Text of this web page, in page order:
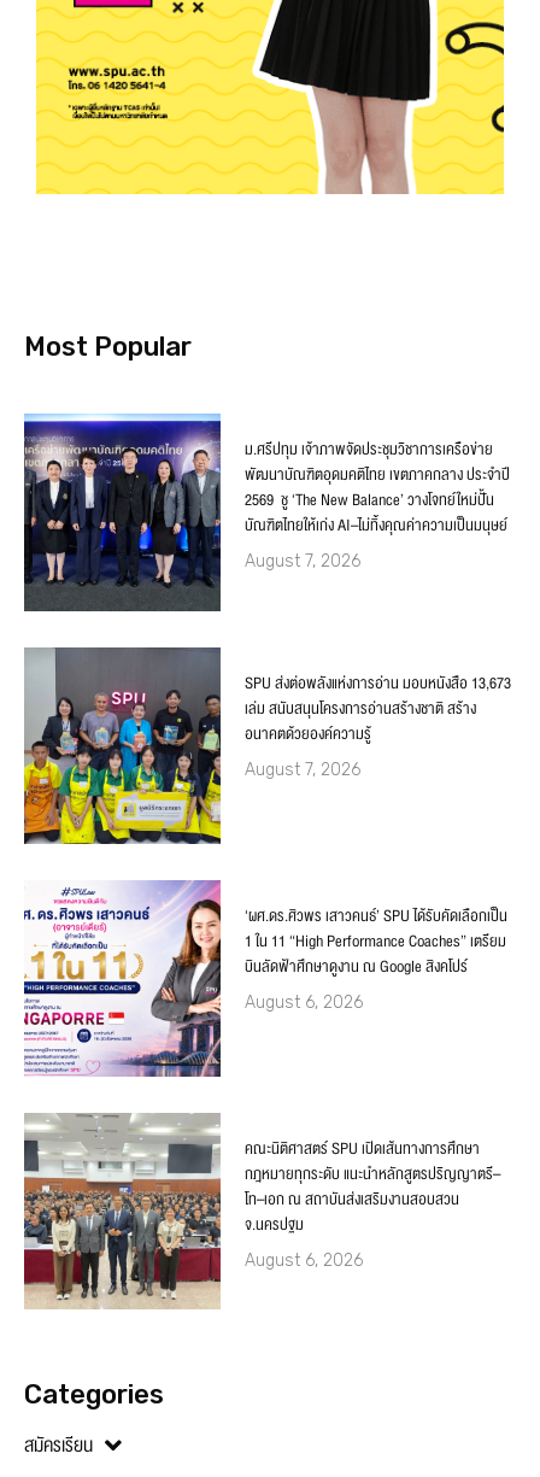
Most Popular
ม.ศรีปทุม เจ้าภาพจัดประชุมวิชาการเครือข่าย
พัฒนาบัณฑิตอุดมคติไทย เขตภาคกลาง ประจำปี
2569 ชู ‘The New Balance’ วางโจทย์ใหม่ปั้น
บัณฑิตไทยให้เก่ง AI–ไม่ทิ้งคุณค่าความเป็นมนุษย์
August 7, 2026
SPU ส่งต่อพลังแห่งการอ่าน มอบหนังสือ 13,673
เล่ม สนับสนุนโครงการอ่านสร้างชาติ สร้าง
อนาคตด้วยองค์ความรู้
August 7, 2026
‘ผศ.ดร.ศิวพร เสาวคนธ์’ SPU ได้รับคัดเลือกเป็น
1 ใน 11 “High Performance Coaches” เตรียม
บินลัดฟ้าศึกษาดูงาน ณ Google สิงคโปร์
August 6, 2026
คณะนิติศาสตร์ SPU เปิดเส้นทางการศึกษา
กฎหมายทุกระดับ แนะนำหลักสูตรปริญญาตรี–
โท–เอก ณ สถาบันส่งเสริมงานสอบสวน
จ.นครปฐม
August 6, 2026
Categories
สมัครเรียน